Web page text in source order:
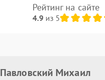
Рейтинг на сайте
4.9из 5
Павловский Михаил